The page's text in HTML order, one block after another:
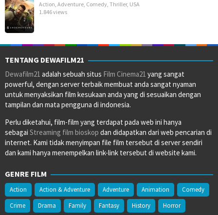
Action, Adventure, Comedy, Thriller, USA
1.846 views
TENTANG DEWAFILM21
Dewafilm21 adalah sebuah situs Film Cinema21 yang sangat
powerful, dengan server terbaik membuat anda sangat nyaman
untuk menyaksikan film kesukaan anda yang di sesuaikan dengan
tampilan dan mata pengguna di indonesia.
Perlu diketahui, film-film yang terdapat pada web ini hanya
sebagai Streaming film bioskop dan didapatkan dari web pencarian di
internet. Kami tidak menyimpan file film tersebut di server sendiri
dan kami hanya menempelkan link-link tersebut di website kami.
GENRE FILM
Action Action & Adventure Adventure Animation
Comedy
Crime
Drama Family Fantasy History Horror